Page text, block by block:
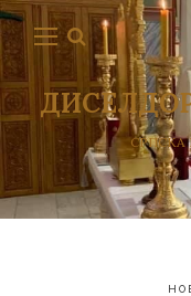
СРПСКА